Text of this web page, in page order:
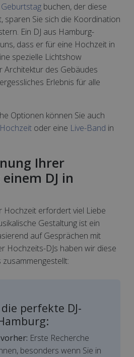
Geburtstag buchen, der diese
sparen Sie sich die Koordination
Ein DJ aus Hamburg-
dass er für eine Hochzeit in
spezielle Lichtshow
Architektur des Gebäudes
Erlebnis für alle
Optionen können Sie auch
oder eine Live-Band in
Ihrer
DJ in
Hochzeit erfordert viel Liebe
Gestaltung ist ein
auf Gesprächen mit
Hochzeits-DJs haben wir diese
perfekte DJ-
Erste Recherche
besonders wenn Sie in